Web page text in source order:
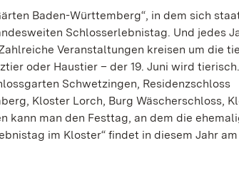
Baden-Württemberg“, in dem sich
Schlosserlebnistag. Und jedes
Veranstaltungen kreisen um die
oder Haustier – der 19. Juni wird
Schwetzingen, Residenzschloss
Kloster Lorch, Burg Wäscherschloss,
kann man den Festtag, an dem die
im Kloster“ findet in diesem Jahr